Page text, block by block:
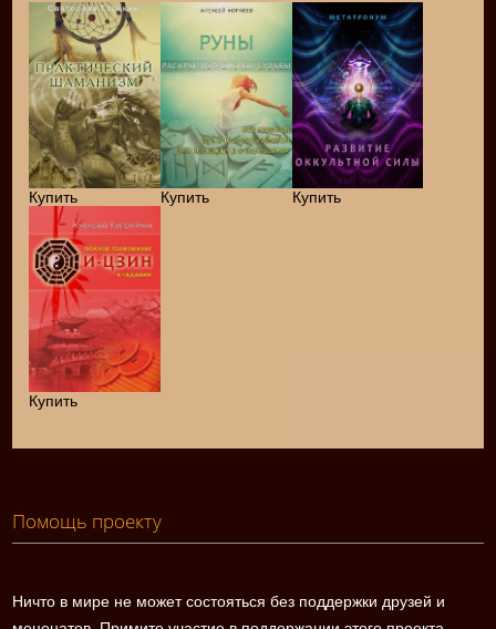
Купить Купить Купить
Купить
Помощь проекту
Ничто в мире не может состояться без поддержки друзей и